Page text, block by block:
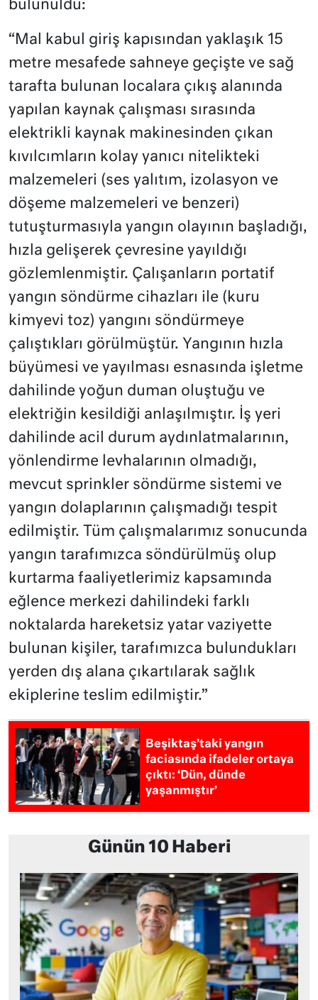
bulunuldu:
“Mal kabul giriş kapısından yaklaşık 15
metre mesafede sahneye geçişte ve sağ
tarafta bulunan localara çıkış alanında
yapılan kaynak çalışması sırasında
elektrikli kaynak makinesinden çıkan
kıvılcımların kolay yanıcı nitelikteki
malzemeleri (ses yalıtım, izolasyon ve
döşeme malzemeleri ve benzeri)
tutuşturmasıyla yangın olayının başladığı,
hızla gelişerek çevresine yayıldığı
gözlemlenmiştir. Çalışanların portatif
yangın söndürme cihazları ile (kuru
kimyevi toz) yangını söndürmeye
çalıştıkları görülmüştür. Yangının hızla
büyümesi ve yayılması esnasında işletme
dahilinde yoğun duman oluştuğu ve
elektriğin kesildiği anlaşılmıştır. İş yeri
dahilinde acil durum aydınlatmalarının,
yönlendirme levhalarının olmadığı,
mevcut sprinkler söndürme sistemi ve
yangın dolaplarının çalışmadığı tespit
edilmiştir. Tüm çalışmalarımız sonucunda
yangın tarafımızca söndürülmüş olup
kurtarma faaliyetlerimiz kapsamında
eğlence merkezi dahilindeki farklı
noktalarda hareketsiz yatar vaziyette
bulunan kişiler, tarafımızca bulundukları
yerden dış alana çıkartılarak sağlık
ekiplerine teslim edilmiştir.”
Beşiktaş’taki yangın
faciasında ifadeler ortaya
çıktı: ‘Dün, dünde
yaşanmıştır’
Günün 10 Haberi